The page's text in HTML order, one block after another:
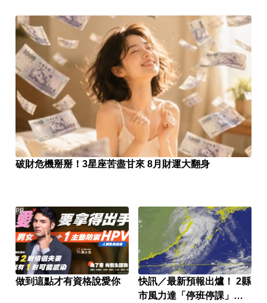
破財危機掰掰！3星座苦盡甘來 8月財運大翻身
做到這點才有資格說愛你
PR
快訊／最新預報出爐！ 2縣
市風力達「停班停課」標